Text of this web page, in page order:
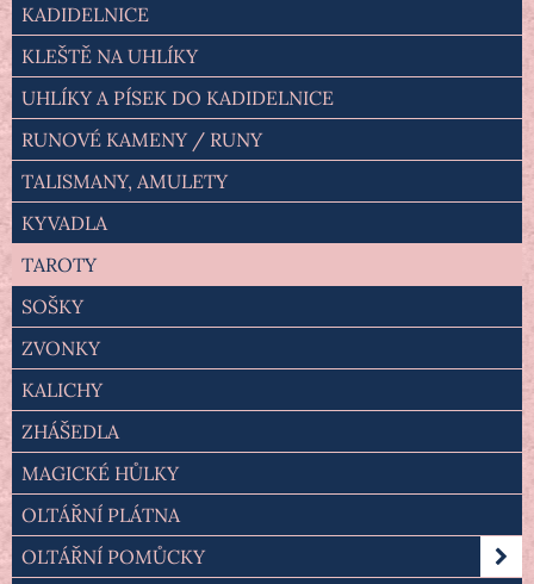
KADIDELNICE
KLEŠTĚ NA UHLÍKY
UHLÍKY A PÍSEK DO KADIDELNICE
RUNOVÉ KAMENY / RUNY
TALISMANY, AMULETY
KYVADLA
TAROTY
SOŠKY
ZVONKY
KALICHY
ZHÁŠEDLA
MAGICKÉ HŮLKY
OLTÁŘNÍ PLÁTNA
OLTÁŘNÍ POMŮCKY